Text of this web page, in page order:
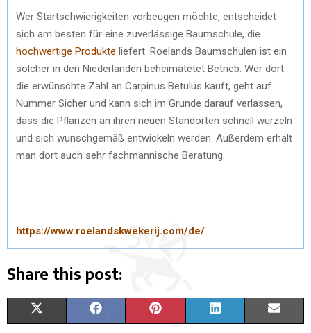
Wer Startschwierigkeiten vorbeugen möchte, entscheidet
sich am besten für eine zuverlässige Baumschule, die
hochwertige Produkte liefert. Roelands Baumschulen ist ein
solcher in den Niederlanden beheimatetet Betrieb. Wer dort
die erwünschte Zahl an Carpinus Betulus kauft, geht auf
Nummer Sicher und kann sich im Grunde darauf verlassen,
dass die Pflanzen an ihren neuen Standorten schnell wurzeln
und sich wunschgemäß entwickeln werden. Außerdem erhält
man dort auch sehr fachmännische Beratung.
https://www.roelandskwekerij.com/de/
Share this post: